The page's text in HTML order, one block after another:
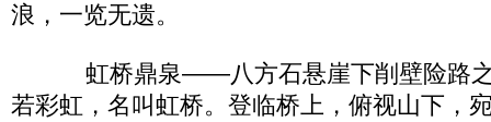
浪，一览无遗。
虹桥鼎泉——八方石悬崖下削壁险路之
若彩虹，名叫虹桥。登临桥上，俯视山下，